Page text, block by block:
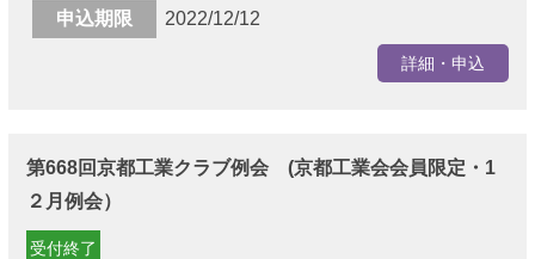
申込期限 2022/12/12
詳細・申込
第668回京都工業クラブ例会 (京都工業会会員限定・1
２月例会）
受付終了